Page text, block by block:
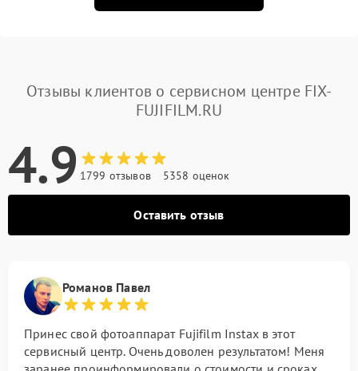
Отзывы клиентов о сервисном центре FIX-
FUJIFILM.RU
4.9 1799 отзывов 5358 оценок
Оставить отзыв
Романов Павел
Принес свой фотоаппарат Fujifilm Instax в этот
сервисный центр. Очень доволен результатом! Меня